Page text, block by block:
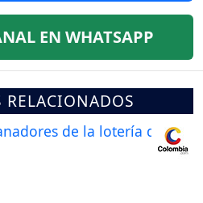
EN WHATSAPP
RELACIONADOS